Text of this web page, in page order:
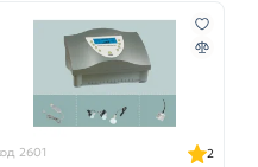
2601 2